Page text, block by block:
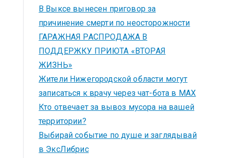
В Выксе вынесен приговор за
причинение смерти по неосторожности
ГАРАЖНАЯ РАСПРОДАЖА В
ПОДДЕРЖКУ ПРИЮТА «ВТОРАЯ
ЖИЗНЬ»
Жители Нижегородской области могут
записаться к врачу через чат-бота в MAX
Кто отвечает за вывоз мусора на вашей
территории?
Выбирай событие по душе и заглядывай
в ЭксЛибрис